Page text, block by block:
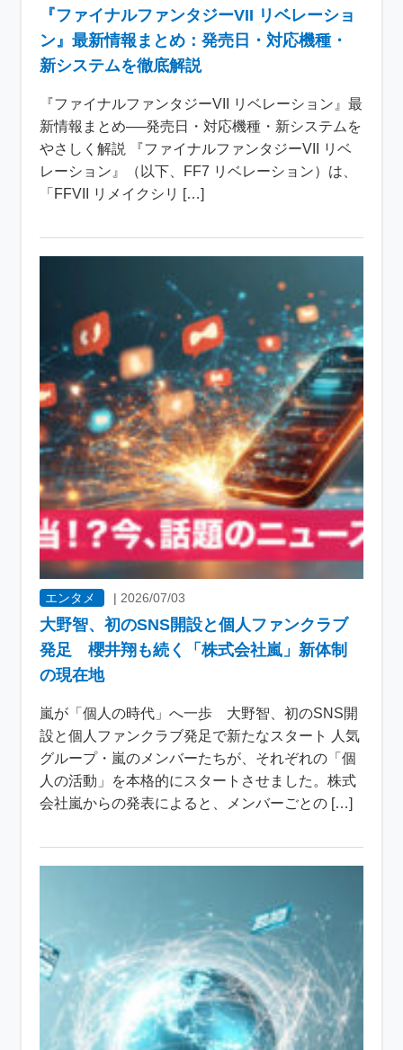
『ファイナルファンタジーVII リベレーショ
ン』最新情報まとめ：発売日・対応機種・
新システムを徹底解説
『ファイナルファンタジーVII リベレーション』最
新情報まとめ──発売日・対応機種・新システムを
やさしく解説 『ファイナルファンタジーVII リベ
レーション』（以下、FF7 リベレーション）は、
「FFVII リメイクシリ […]
エンタメ | 2026/07/03
大野智、初のSNS開設と個人ファンクラブ
発足 櫻井翔も続く「株式会社嵐」新体制
の現在地
嵐が「個人の時代」へ一歩 大野智、初のSNS開
設と個人ファンクラブ発足で新たなスタート 人気
グループ・嵐のメンバーたちが、それぞれの「個
人の活動」を本格的にスタートさせました。株式
会社嵐からの発表によると、メンバーごとの […]